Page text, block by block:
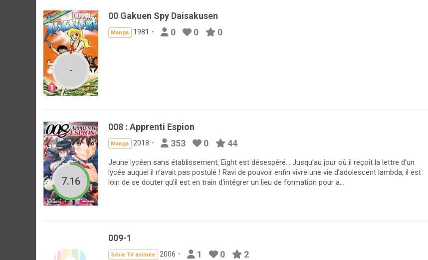
-
00 Gakuen Spy Daisakusen
Manga 1981 0 0 0
7.16
008 : Apprenti Espion
Manga 2018 353 0 44
Jeune lycéen sans établissement, Eight est désespéré... Jusqu’au jour où il reçoit la lettre d’un
lycée auquel il n’avait pas postulé ! Ravi de pouvoir enfin vivre une vie d’adolescent lambda, il est
loin de se douter qu’il est en train d’intégrer un lieu de formation pour a...
009-1
Série TV animée 2006 1 0 2